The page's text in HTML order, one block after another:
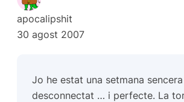
apocalipshit
30 agost 2007
Jo he estat una setmana sencera
desconnectat … i perfecte. La